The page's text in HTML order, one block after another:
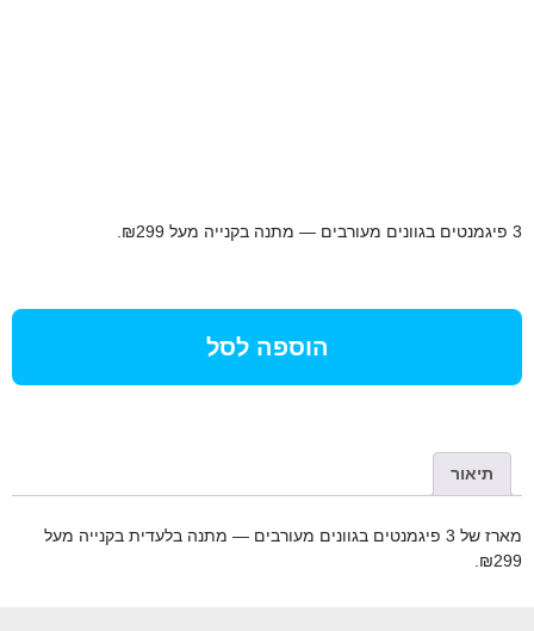
3 פיגמנטים בגוונים מעורבים — מתנה בקנייה מעל ₪299.
הוספה לסל
תיאור
מארז של 3 פיגמנטים בגוונים מעורבים — מתנה בלעדית בקנייה מעל
₪299.